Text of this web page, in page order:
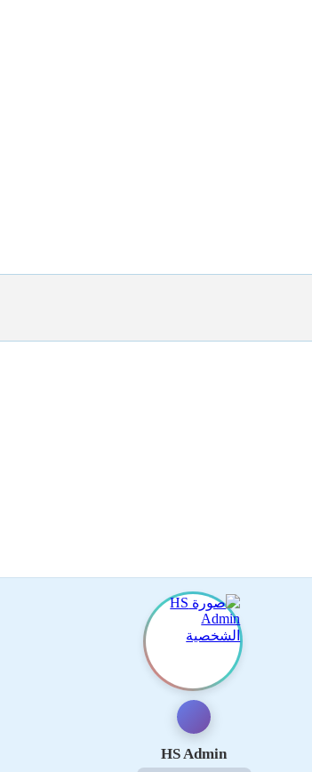
HS Admin